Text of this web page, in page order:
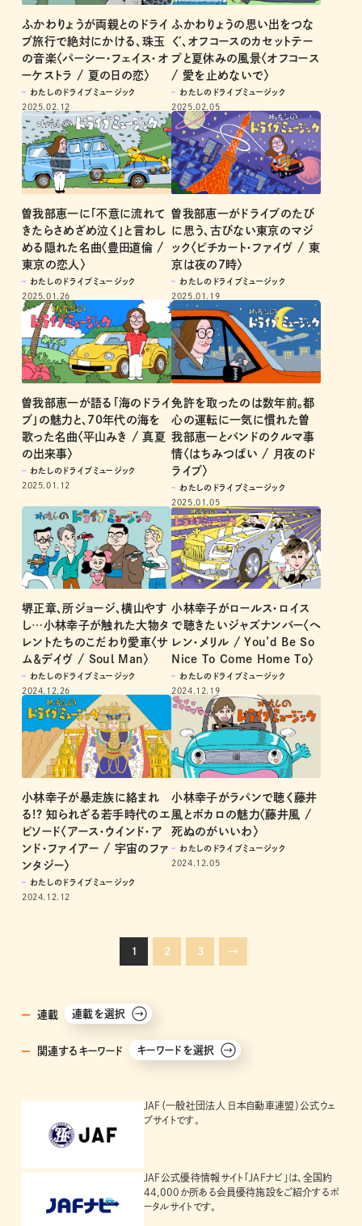
ふかわりょうが両親とのドライ
ブ旅行で絶対にかける、珠玉
の音楽〈パーシー・フェイス・オ
ーケストラ / 夏の日の恋〉
わたしのドライブミュージック
2025.02.12
ふかわりょうの思い出をつな
ぐ、オフコースのカセットテー
プと夏休みの風景〈オフコース
/ 愛を止めないで〉
わたしのドライブミュージック
2025.02.05
曽我部恵一に「不意に流れて
きたらさめざめ泣く」と言わし
める隠れた名曲〈豊田道倫 /
東京の恋人〉
わたしのドライブミュージック
2025.01.26
曽我部恵一がドライブのたび
に思う、古びない東京のマジ
ック〈ピチカート・ファイヴ / 東
京は夜の7時〉
わたしのドライブミュージック
2025.01.19
曽我部恵一が語る「海のドライ
ブ」の魅力と、70年代の海を
歌った名曲〈平山みき / 真夏
の出来事〉
わたしのドライブミュージック
2025.01.12
免許を取ったのは数年前。都
心の運転に一気に慣れた曽
我部恵一とバンドのクルマ事
情〈はちみつぱい / 月夜のド
ライブ〉
わたしのドライブミュージック
2025.01.05
堺正章、所ジョージ、横山やす
し…小林幸子が触れた大物タ
レントたちのこだわり愛車〈サ
ム＆デイヴ / Soul Man〉
わたしのドライブミュージック
2024.12.26
小林幸子がロールス・ロイス
で聴きたいジャズナンバー〈ヘ
レン・メリル / You’d Be So
Nice To Come Home To〉
わたしのドライブミュージック
2024.12.19
小林幸子が暴走族に絡まれ
る!? 知られざる若手時代のエ
ピソード〈アース・ウインド・ア
ンド・ファイアー / 宇宙のファ
ンタジー〉
わたしのドライブミュージック
2024.12.12
小林幸子がラパンで聴く藤井
風とボカロの魅力〈藤井風 /
死ぬのがいいわ〉
わたしのドライブミュージック
2024.12.05
1 2 3 →
連載 連載を選択
関連するキーワード キーワードを選択
JAF（一般社団法人 日本自動車連盟）公式ウェ
ブサイトです。
JAF公式優待情報サイト「JAFナビ」は、全国約
44,000か所ある会員優待施設をご紹介するポ
ータルサイトです。